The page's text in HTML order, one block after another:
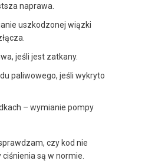
naprawa.
uszkodzonej wiązki
jeśli jest zatkany.
paliwowego, jeśli wykryto
– wymianie pompy
czy kod nie
są w normie.